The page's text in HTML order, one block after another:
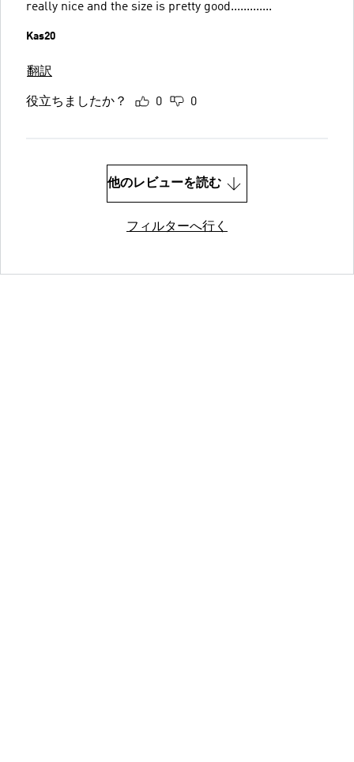
really nice and the size is pretty good.............
Kas20
翻訳
役立ちましたか？ 0 0
他のレビューを読む
フィルターへ行く